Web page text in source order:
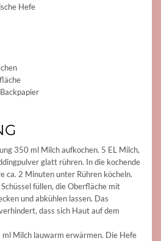
Hefe
350 ml Milch aufkochen. 5 EL Milch,
glatt rühren. In die kochende
ca. 2 Minuten unter Rühren köcheln.
füllen, die Oberfläche mit
und abkühlen lassen. Das
dass sich Haut auf dem
Milch lauwarm erwärmen. Die Hefe